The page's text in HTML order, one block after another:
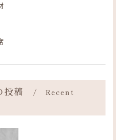
投稿
Recent